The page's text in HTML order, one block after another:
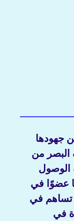
جهودها
البصر من
الوصول
عضوًا في
تساهم في
في